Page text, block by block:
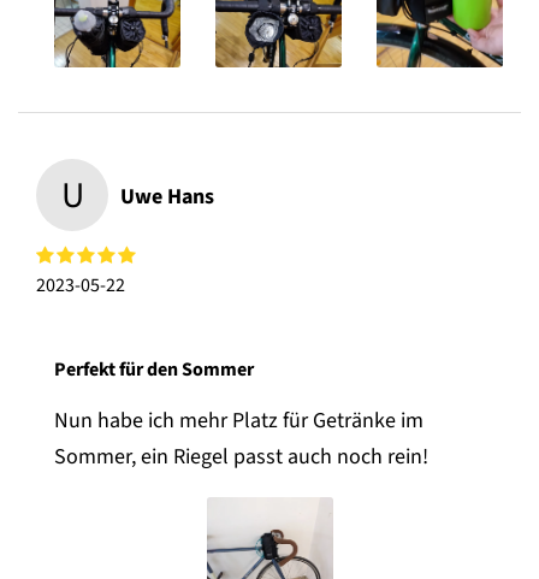
U Uwe Hans
2023-05-22
Perfekt für den Sommer
Nun habe ich mehr Platz für Getränke im
Sommer, ein Riegel passt auch noch rein!